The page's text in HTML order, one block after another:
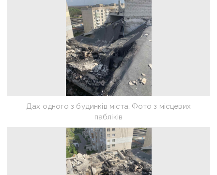
Дах одного з будинків міста. Фото з місцевих
пабліків